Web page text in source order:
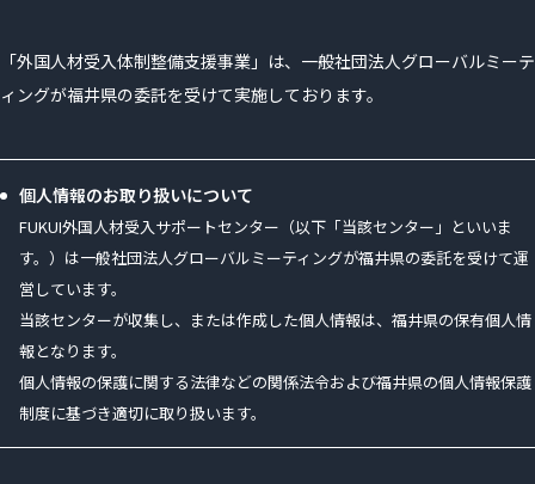
「外国人材受入体制整備支援事業」は、 一般社団法人グローバルミーテ
ィングが福井県の委託を受けて実施しております。
個人情報のお取り扱いについて
FUKUI外国人材受入サポートセンター（以下「当該センター」といいま
す。）は一般社団法人グローバルミーティングが福井県の委託を受けて運
営しています。
当該センターが収集し、または作成した個人情報は、福井県の保有個人情
報となります。
個人情報の保護に関する法律などの関係法令および福井県の個人情報保護
制度に基づき適切に取り扱います。